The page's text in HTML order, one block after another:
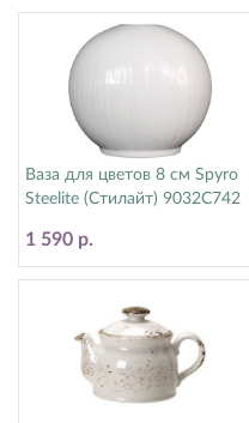
Ваза для цветов 8 см Spyro
Steelite (Стилайт) 9032C742
1 590 р.